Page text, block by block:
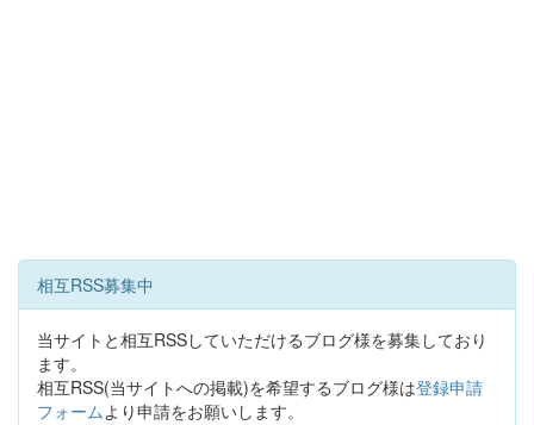
相互RSS募集中
当サイトと相互RSSしていただけるブログ様を募集しており
ます。
相互RSS(当サイトへの掲載)を希望するブログ様は登録申請
フォームより申請をお願いします。